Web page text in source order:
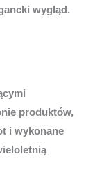
wygłąd.
produktów,
i wykonane